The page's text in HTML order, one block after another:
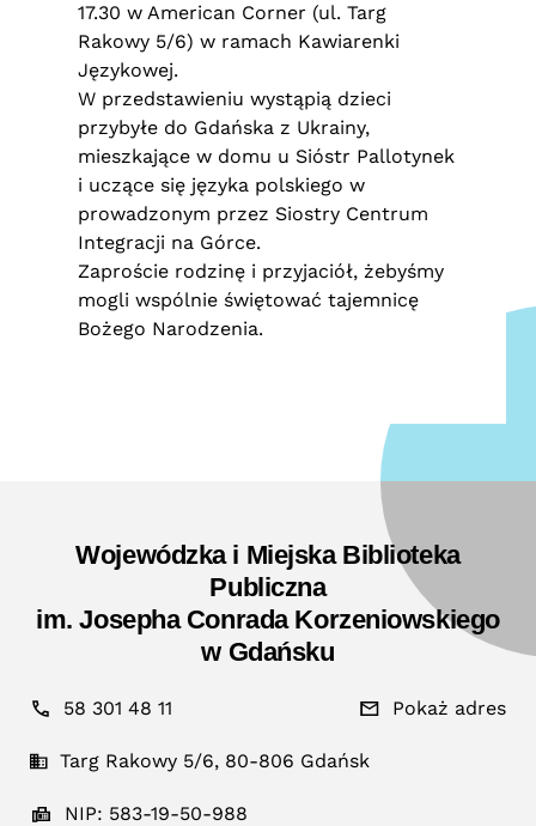
17.30 w American Corner (ul. Targ
Rakowy 5/6) w ramach Kawiarenki
Językowej.
W przedstawieniu wystąpią dzieci
przybyłe do Gdańska z Ukrainy,
mieszkające w domu u Sióstr Pallotynek
i uczące się języka polskiego w
prowadzonym przez Siostry Centrum
Integracji na Górce.
Zaproście rodzinę i przyjaciół, żebyśmy
mogli wspólnie świętować tajemnicę
Bożego Narodzenia.
Wojewódzka i Miejska Biblioteka
Publiczna
im. Josepha Conrada Korzeniowskiego
w Gdańsku
58 301 48 11 Pokaż adres
Targ Rakowy 5/6, 80-806 Gdańsk
NIP: 583-19-50-988